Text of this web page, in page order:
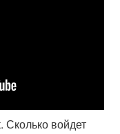
войдет